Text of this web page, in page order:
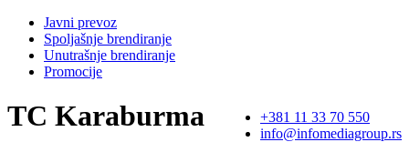
Javni prevoz
Spoljašnje brendiranje
Unutrašnje brendiranje
Promocije
+381 11 33 70 550
info@infomediagroup.rs
TC Karaburma